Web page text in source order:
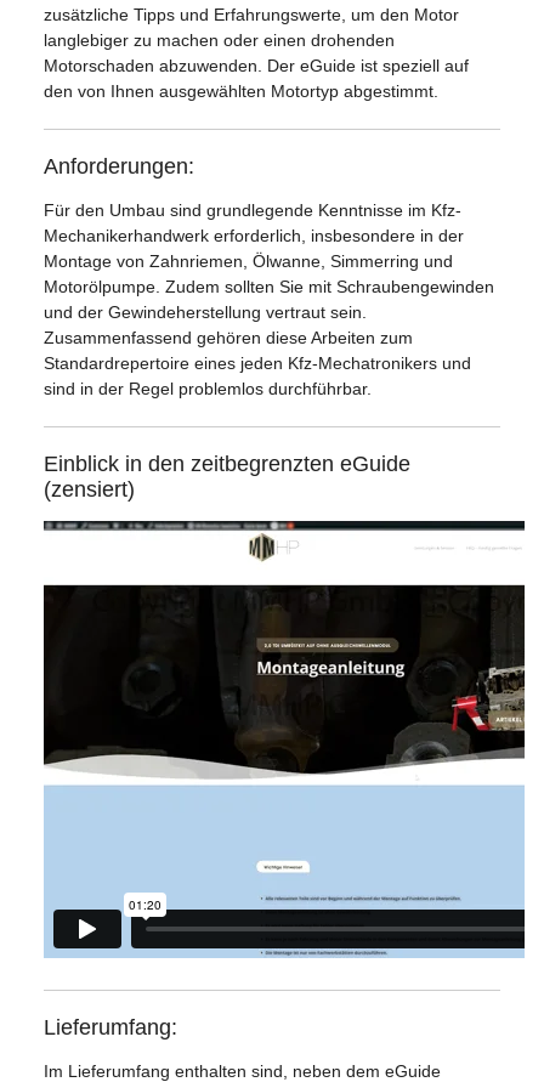
zusätzliche Tipps und Erfahrungswerte, um den Motor
langlebiger zu machen oder einen drohenden
Motorschaden abzuwenden. Der eGuide ist speziell auf
den von Ihnen ausgewählten Motortyp abgestimmt.
Anforderungen:
Für den Umbau sind grundlegende Kenntnisse im Kfz-
Mechanikerhandwerk erforderlich, insbesondere in der
Montage von Zahnriemen, Ölwanne, Simmerring und
Motorölpumpe. Zudem sollten Sie mit Schraubengewinden
und der Gewindeherstellung vertraut sein.
Zusammenfassend gehören diese Arbeiten zum
Standardrepertoire eines jeden Kfz-Mechatronikers und
sind in der Regel problemlos durchführbar.
Einblick in den zeitbegrenzten eGuide
(zensiert)
Lieferumfang:
Im Lieferumfang enthalten sind, neben dem eGuide